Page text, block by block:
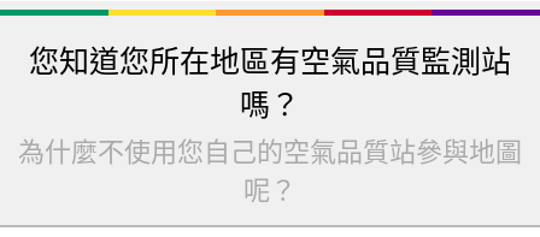
您知道您所在地區有空氣品質監測站
嗎？
為什麼不使用您自己的空氣品質站參與地圖
呢？